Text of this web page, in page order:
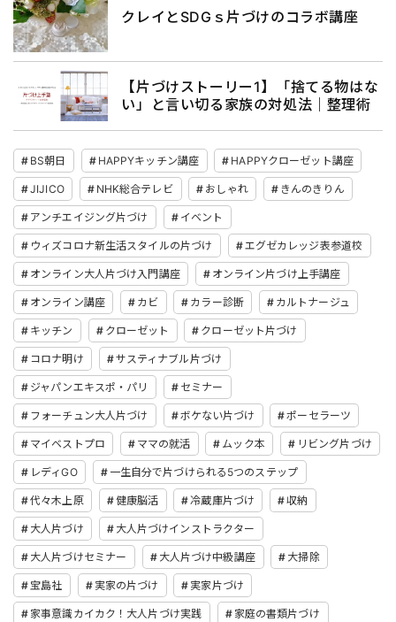
クレイとSDGｓ片づけのコラボ講座
【片づけストーリー1】「捨てる物はな
い」と言い切る家族の対処法｜整理術
BS朝日 HAPPYキッチン講座 HAPPYクローゼット講座
JIJICO NHK総合テレビ おしゃれ きんのきりん
アンチエイジング片づけ イベント
ウィズコロナ新生活スタイルの片づけ エグゼカレッジ表参道校
オンライン大人片づけ入門講座 オンライン片づけ上手講座
オンライン講座 カビ カラー診断 カルトナージュ
キッチン クローゼット クローゼット片づけ
コロナ明け サスティナブル片づけ
ジャパンエキスポ・パリ セミナー
フォーチュン大人片づけ ボケない片づけ ポーセラーツ
マイベストプロ ママの就活 ムック本 リビング片づけ
レディGO 一生自分で片づけられる5つのステップ
代々木上原 健康脳活 冷蔵庫片づけ 収納
大人片づけ 大人片づけインストラクター
大人片づけセミナー 大人片づけ中級講座 大掃除
宝島社 実家の片づけ 実家片づけ
家事意識カイカク！大人片づけ実践 家庭の書類片づけ